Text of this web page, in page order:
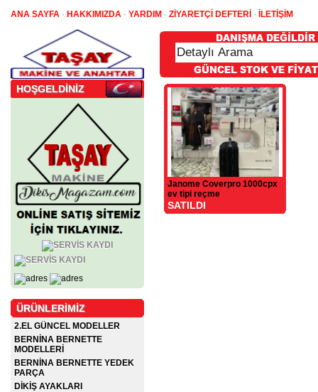
ANA SAYFA - HAKKIMIZDA - YARDIM - ZİYARETÇİ DEFTERİ - İLETİŞİM
HOŞGELDİNİZ
ÜRÜNLERİMİZ
2.EL GÜNCEL MODELLER
BERNİNA BERNETTE
MODELLERİ
BERNİNA BERNETTE YEDEK
PARÇA
DİKİŞ AYAKLARI
Janome Coverpro 1000cpx
ev tipi reçme
SATILDI